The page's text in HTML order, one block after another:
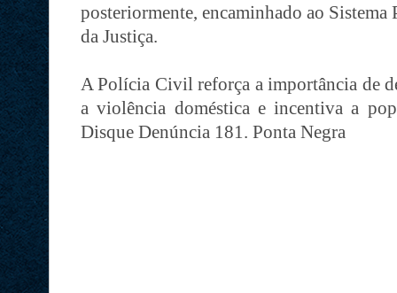
posteriormente, encaminhado ao
da Justiça.
A Polícia Civil reforça a importância de
a violência doméstica e incentiva a
Disque Denúncia 181. Ponta Negra